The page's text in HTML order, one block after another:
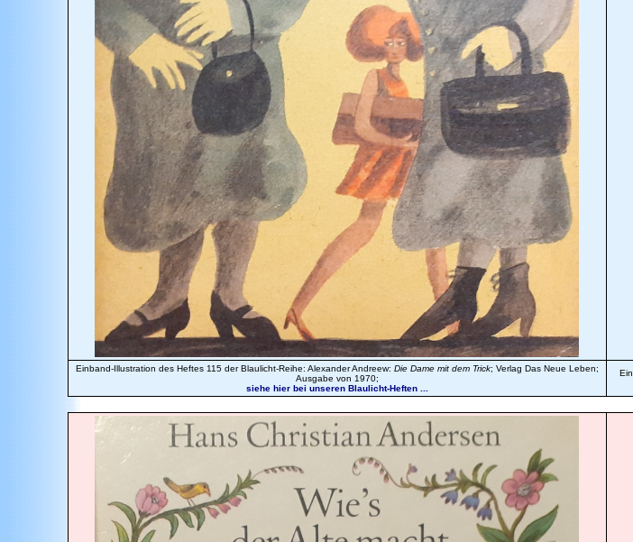
Einband-Illustration des Heftes 115 der Blaulicht-Reihe: Alexander Andreew: Die Dame mit dem Trick; Verlag Das Neue Leben;
Ausgabe von 1970;
siehe hier bei unseren Blaulicht-Heften ...